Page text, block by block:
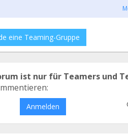
eine Teaming-Gruppe
ist nur für Teamers und
Anmelden